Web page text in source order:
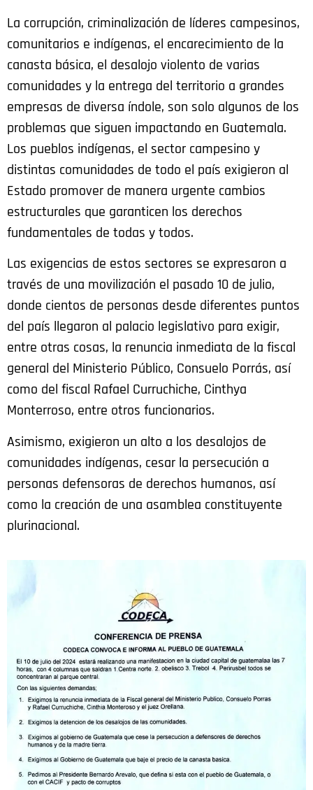
La corrupción, criminalización de líderes campesinos,
comunitarios e indígenas, el encarecimiento de la
canasta básica, el desalojo violento de varias
comunidades y la entrega del territorio a grandes
empresas de diversa índole, son solo algunos de los
problemas que siguen impactando en Guatemala.
Los pueblos indígenas, el sector campesino y
distintas comunidades de todo el país exigieron al
Estado promover de manera urgente cambios
estructurales que garanticen los derechos
fundamentales de todas y todos.
Las exigencias de estos sectores se expresaron a
través de una movilización el pasado 10 de julio,
donde cientos de personas desde diferentes puntos
del país llegaron al palacio legislativo para exigir,
entre otras cosas, la renuncia inmediata de la fiscal
general del Ministerio Público, Consuelo Porrás, así
como del fiscal Rafael Curruchiche, Cinthya
Monterroso, entre otros funcionarios.
Asimismo, exigieron un alto a los desalojos de
comunidades indígenas, cesar la persecución a
personas defensoras de derechos humanos, así
como la creación de una asamblea constituyente
plurinacional.